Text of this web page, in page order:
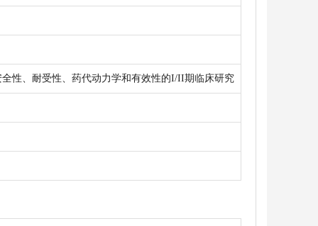
性、耐受性、药代动力学和有效性的I/II期临床研究